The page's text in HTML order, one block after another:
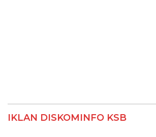
IKLAN DISKOMINFO KSB